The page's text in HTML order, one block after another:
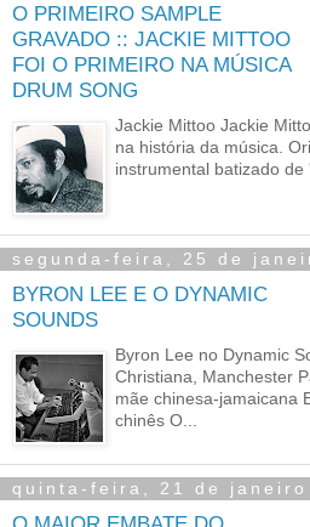
O PRIMEIRO SAMPLE
GRAVADO :: JACKIE MITTOO
FOI O PRIMEIRO NA MÚSICA
DRUM SONG
Jackie Mittoo Jackie
na história da música.
instrumental batizado de
segunda-feira, 25 de
BYRON LEE E O DYNAMIC
SOUNDS
Byron Lee no Dynamic
Christiana, Manchester
mãe chinesa-jamaicana
chinês O...
quinta-feira, 21 de janeiro